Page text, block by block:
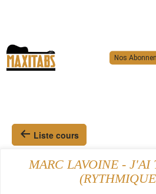
Nos
Liste cours
MARC LAVOINE - J'AI